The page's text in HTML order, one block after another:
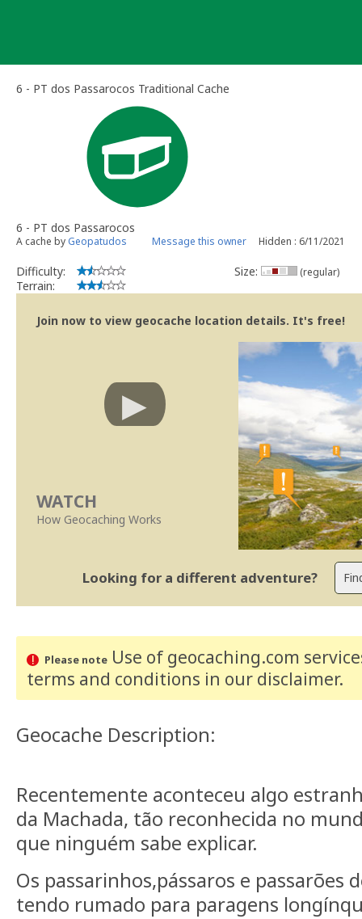
6 - PT dos Passarocos Traditional Cache
6 - PT dos Passarocos
A cache by Geopatudos Message this owner Hidden : 6/11/2021
Difficulty:
Terrain:
Size: (regular)
Join now to view geocache location details. It's free!
WATCH
How Geocaching Works
Looking for a different adventure?
Please noteUse of geocaching.com
terms and conditions in our disclaimer.
Geocache Description:
Recentemente aconteceu algo
da Machada, tão reconhecida no
que ninguém sabe explicar.
Os passarinhos,pássaros e passarões
tendo rumado para paragens